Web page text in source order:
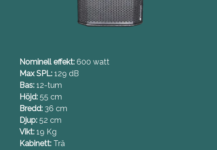
Nominell effekt: 600 watt
Max SPL: 129 dB
Bas: 12-tum
Höjd: 55 cm
Bredd: 36 cm
Djup: 52 cm
Vikt: 19 Kg
Kabinett: Trä